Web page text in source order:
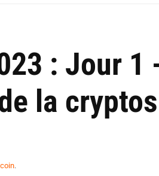
: Jour
la
.